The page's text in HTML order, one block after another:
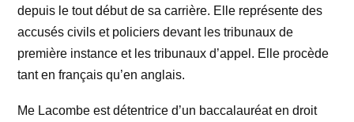
depuis le tout début de sa carrière. Elle représente des
accusés civils et policiers devant les tribunaux de
première instance et les tribunaux d’appel. Elle procède
tant en français qu’en anglais.
Me Lacombe est détentrice d’un baccalauréat en droit